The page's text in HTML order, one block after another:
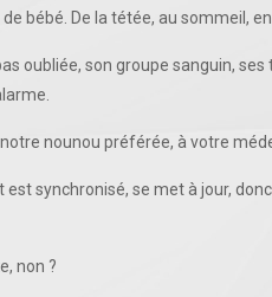
bébé. De la tétée, au sommeil,
oubliée, son groupe sanguin,
nounou préférée, à votre
est synchronisé, se met à jour,
non ?